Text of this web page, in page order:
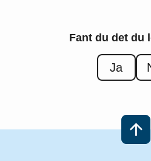
Fant du det du
Ja